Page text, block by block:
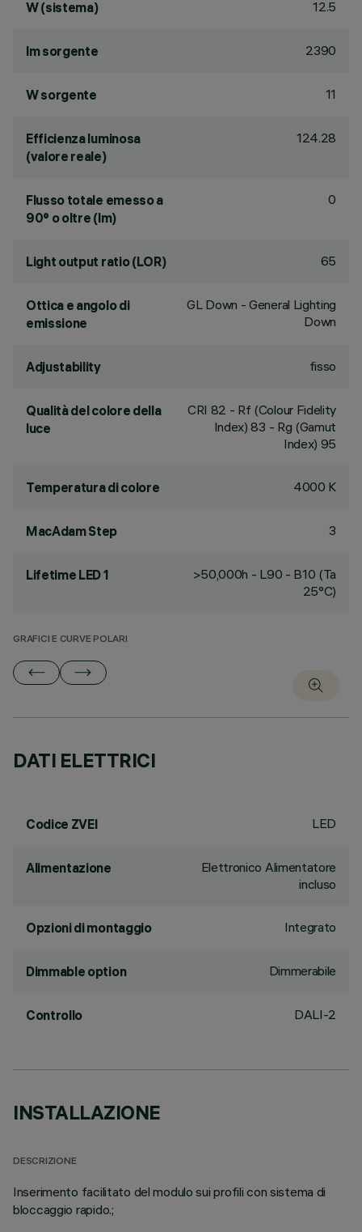
W (sistema) 12.5
lm sorgente 2390
W sorgente 11
Efficienza luminosa
(valore reale)
124.28
Flusso totale emesso a
90° o oltre (lm)
0
Light output ratio (LOR) 65
Ottica e angolo di
emissione
GL Down - General Lighting
Down
Adjustability fisso
Qualità del colore della
luce
CRI 82 - Rf (Colour Fidelity
Index) 83 - Rg (Gamut
Index) 95
Temperatura di colore 4000 K
MacAdam Step 3
Lifetime LED 1
>50,000h - L90 - B10 (Ta
25°C)
GRAFICI E CURVE POLARI
DATI ELETTRICI
Codice ZVEI LED
Alimentazione
Elettronico Alimentatore
incluso
Opzioni di montaggio Integrato
Dimmable option Dimmerabile
Controllo DALI-2
INSTALLAZIONE
DESCRIZIONE
Inserimento facilitato del modulo sui profili con sistema di
bloccaggio rapido.;